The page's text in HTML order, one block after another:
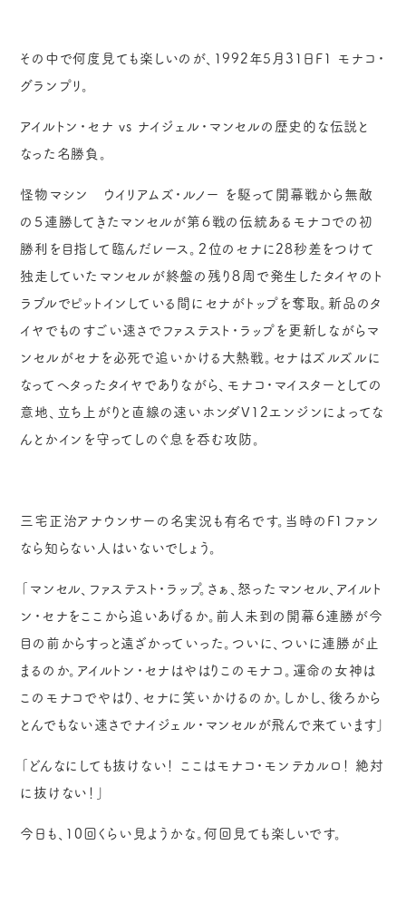
その中で何度見ても楽しいのが、1992年5月31日F1 モナコ・
グランプリ。
アイルトン・セナ vs ナイジェル・マンセルの歴史的な伝説と
なった名勝負。
怪物マシン ウイリアムズ・ルノー を駆って開幕戦から無敵
の５連勝してきたマンセルが第６戦の伝統あるモナコでの初
勝利を目指して臨んだレース。２位のセナに28秒差をつけて
独走していたマンセルが終盤の残り８周で発生したタイヤのト
ラブルでピットインしている間にセナがトップを奪取。新品のタ
イヤでものすごい速さでファステスト・ラップを更新しながらマ
ンセルがセナを必死で追いかける大熱戦。セナはズルズルに
なってヘタったタイヤでありながら、モナコ・マイスターとしての
意地、立ち上がりと直線の速いホンダV12エンジンによってな
んとかインを守ってしのぐ息を呑む攻防。
三宅正治アナウンサーの名実況も有名です。当時のF1ファン
なら知らない人はいないでしょう。
「マンセル、ファステスト・ラップ。さぁ、怒ったマンセル、アイルト
ン・セナをここから追いあげるか。前人未到の開幕６連勝が今
目の前からすっと遠ざかっていった。ついに、ついに連勝が止
まるのか。アイルトン・セナはやはりこのモナコ。運命の女神は
このモナコでやはり、セナに笑いかけるのか。しかし、後ろから
とんでもない速さでナイジェル・マンセルが飛んで来ています」
「どんなにしても抜けない！ ここはモナコ・モンテカルロ！ 絶対
に抜けない！」
今日も、10回くらい見ようかな。何回見ても楽しいです。